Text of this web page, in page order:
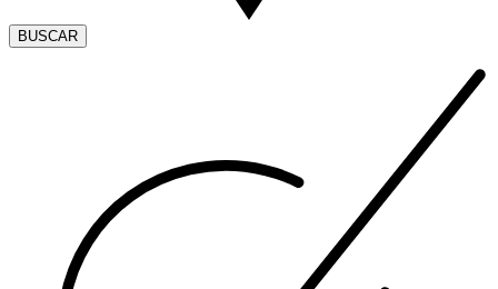
BUSCAR